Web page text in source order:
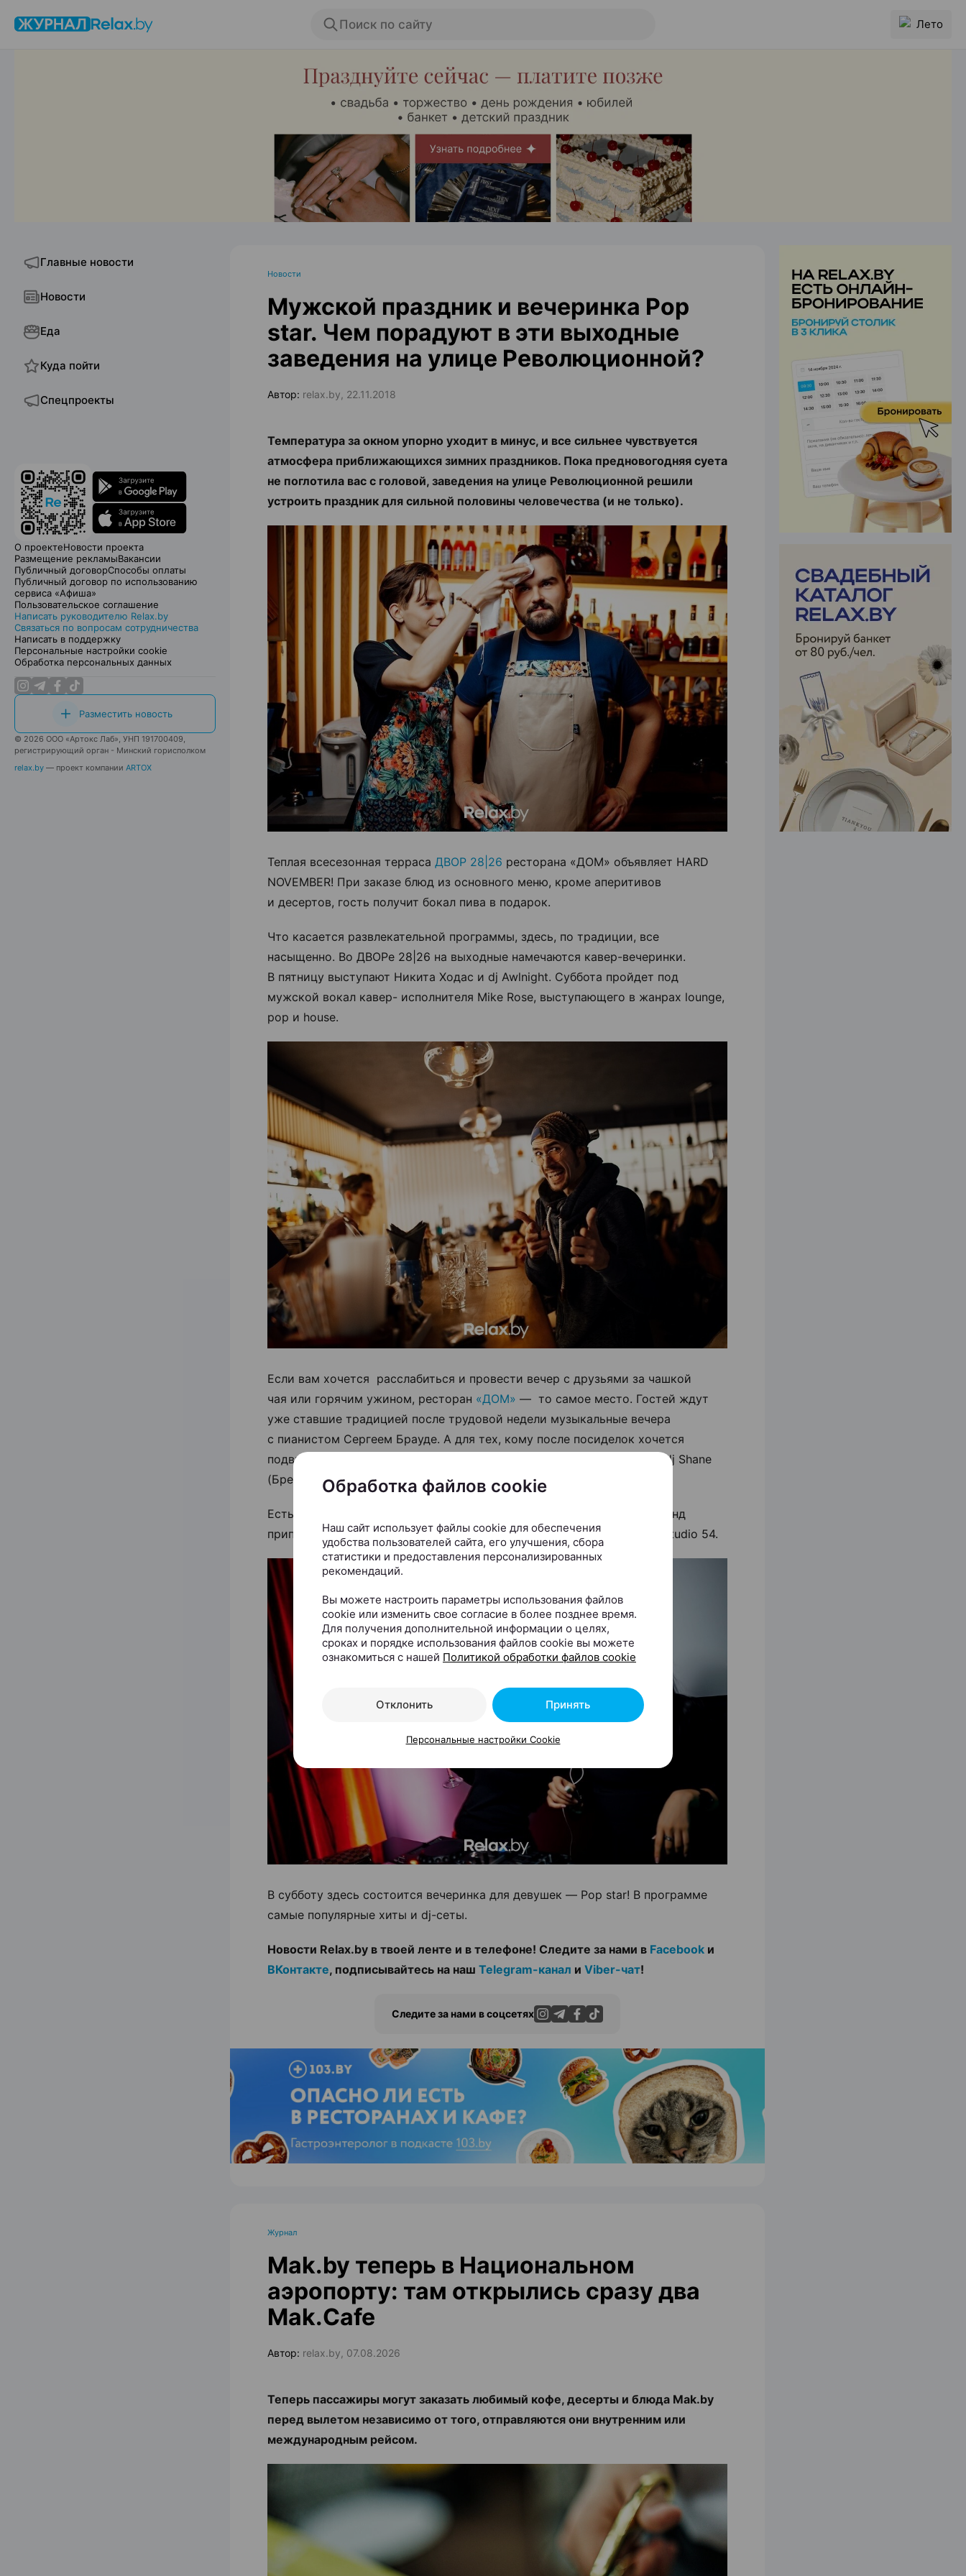
Поиск по сайту Лето
ЭФФЕКТИВНАЯ РЕКЛАМА НА САЙТЕ
Главные новости
Новости
Еда
Куда пойти
Спецпроекты
О проектеНовости проекта
Размещение рекламыВакансии
Публичный договорСпособы оплаты
Публичный договор по использованию
сервиса «Афиша»
Пользовательское соглашение
Написать руководителю Relax.by
Связаться по вопросам сотрудничества
Написать в поддержку
Персональные настройки cookie
Обработка персональных данных
Разместить новость
© 2026 ООО «Артокс Лаб», УНП 191700409,
регистрирующий орган - Минский горисполком
relax.by — проект компании ARTOX
Новости
Мужской праздник и вечеринка Pop
star. Чем порадуют в эти выходные
заведения на улице Революционной?
Автор: relax.by, 22.11.2018
Температура за окном упорно уходит в минус, и все сильнее чувствуется
атмосфера приближающихся зимних праздников. Пока предновогодняя суета
не поглотила вас с головой, заведения на улице Революционной решили
устроить праздник для сильной половины человечества (и не только).
Теплая всесезонная терраса ДВОР 28|26 ресторана «ДОМ» объявляет HARD
NOVEMBER! При заказе блюд из основного меню, кроме аперитивов
и десертов, гость получит бокал пива в подарок.
Что касается развлекательной программы, здесь, по традиции, все
насыщенно. Во ДВОРе 28|26 на выходные намечаются кавер-вечеринки.
В пятницу выступают Никита Ходас и dj Awlnight. Суббота пройдет под
мужской вокал кавер- исполнителя Mike Rose, выступающего в жанрах lounge,
pop и house.
Если вам хочется расслабиться и провести вечер с друзьями за чашкой
чая или горячим ужином, ресторан «ДОМ» — то самое место. Гостей ждут
уже ставшие традицией после трудовой недели музыкальные вечера
с пианистом Сергеем Брауде. А для тех, кому после посиделок хочется
подвигаться под ритмичную музыку, в баре можно зажечь вместе с dj Shane
(Брест) в пятницу и dj Micbeatz в субботу.
Есть приятные новости для тусовщиков. У бара
на этот уикенд
припасена вечеринка в стиле культового ночного клуба Нью-Йорка Studio 54.
В субботу здесь состоится вечеринка для девушек — Pop star! В программе
самые популярные хиты и dj-сеты.
Новости Relax.by в твоей ленте и в телефоне! Следите за нами в Facebook и
ВКонтакте, подписывайтесь на наш Telegram-канал и Viber-чат!
Следите за нами в соцсетях
Журнал
Mak.by теперь в Национальном
аэропорту: там открылись сразу два
Mak.Cafe
Автор: relax.by, 07.08.2026
Теперь пассажиры могут заказать любимый кофе, десерты и блюда Mak.by
перед вылетом независимо от того, отправляются они внутренним или
международным рейсом.
ЭФФЕКТИВНАЯ РЕКЛАМА НА САЙТЕ
ЭФФЕКТИВНАЯ РЕКЛАМА НА САЙТЕ
Обработка файлов cookie
Наш сайт использует файлы cookie для обеспечения
удобства пользователей сайта, его улучшения, сбора
статистики и предоставления персонализированных
рекомендаций.
Вы можете настроить параметры использования файлов
cookie или изменить свое согласие в более позднее время.
Для получения дополнительной информации о целях,
сроках и порядке использования файлов cookie вы можете
ознакомиться с нашей Политикой обработки файлов cookie
Отклонить Принять
Персональные настройки Cookie